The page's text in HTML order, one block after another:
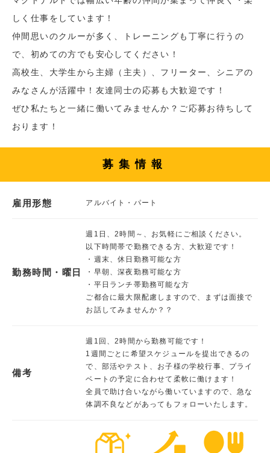
しく仕事をしています！
仲間思いのクルーが多く、トレーニングも丁寧に行うの
で、初めての方でも安心してください！
高校生、大学生から主婦（主夫）、フリーター、シニアの
みなさんが活躍中！友達同士の応募も大歓迎です！
ぜひ私たちと一緒に働いてみませんか？ご応募お待ちして
おります！
募集情報
雇用形態 アルバイト・パート
勤務時間・曜日
週1日、2時間～、お気軽にご相談ください。
以下時間帯で勤務できる方、大歓迎です！
・週末、休日勤務可能な方
・早朝、深夜勤務可能な方
・平日ランチ帯勤務可能な方
ご都合に最大限配慮しますので、まずは面接で
お話してみませんか？？
備考
週1回、2時間から勤務可能です！
1週間ごとに希望スケジュールを提出できるの
で、部活やテスト、お子様の学校行事、プライ
ベートの予定に合わせて柔軟に働けます！
全員で助け合いながら働いていますので、急な
体調不良などがあってもフォローいたします。